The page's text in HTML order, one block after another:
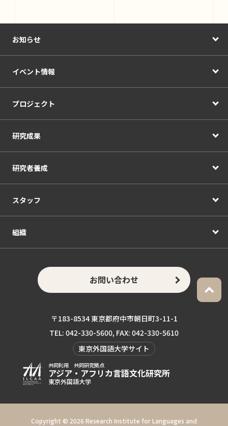
お知らせ
イベント情報
プロジェクト
研究成果
研究者養成
スタッフ
組織
お問い合わせ
〒183-8534 東京都府中市朝日町3-11-1
TEL: 042-330-5600, FAX: 042-330-5610
東京外国語大学サイト
共同利用 共同研究拠点
アジア・アフリカ言語文化研究所
東京外国語大学
Copyright © 2026 Research Institute for Languages and